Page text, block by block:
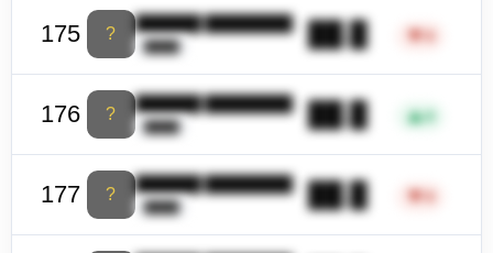
175 ?
██████ ████████
████ ██.█ ▼
176 ?
██████ ████████
████ ██.█ ▲4
177 ?
██████ ████████
████ ██.█ ▼